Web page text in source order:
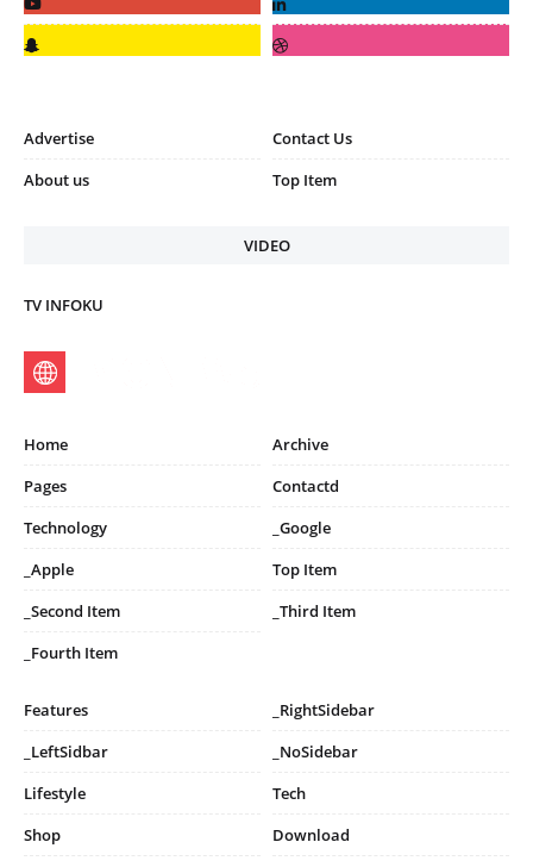
Advertise
Contact Us
About us
Top Item
VIDEO
TV INFOKU
Home
Archive
Pages
Contactd
Technology
_Google
_Apple
Top Item
_Second Item
_Third Item
_Fourth Item
Features
_RightSidebar
_LeftSidbar
_NoSidebar
Lifestyle
Tech
Shop
Download